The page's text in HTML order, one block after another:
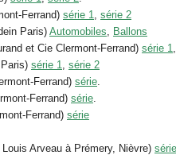
Ferrand) série 1
série 2
Paris) Automobiles
Ballons
et Cie Clermont-Ferrand) série 1
série 1
série 2
Ferrand) série
Ferrand) série
Ferrand) série
Louis Arveau à Prémery, Nièvre) série